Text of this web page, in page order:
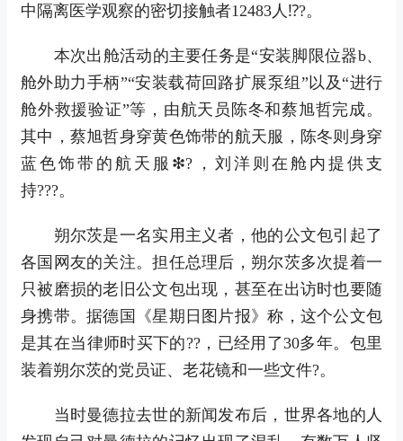
中隔离医学观察的密切接触者12483人⁉?。
本次出舱活动的主要任务是“安装脚限位器b、
舱外助力手柄”“安装载荷回路扩展泵组”以及“进行
舱外救援验证”等，由航天员陈冬和蔡旭哲完成。
其中，蔡旭哲身穿黄色饰带的航天服，陈冬则身穿
蓝色饰带的航天服❇?，刘洋则在舱内提供支
持???。
朔尔茨是一名实用主义者，他的公文包引起了
各国网友的关注。担任总理后，朔尔茨多次提着一
只被磨损的老旧公文包出现，甚至在出访时也要随
身携带。据德国《星期日图片报》称，这个公文包
是其在当律师时买下的??，已经用了30多年。包里
装着朔尔茨的党员证、老花镜和一些文件?。
当时曼德拉去世的新闻发布后，世界各地的人